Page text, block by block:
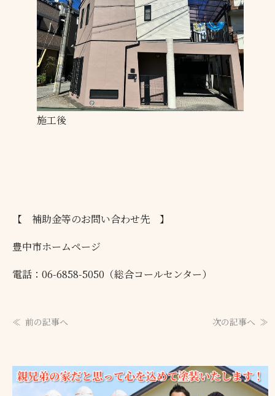
施工後
【 補助金等のお問い合わせ先 】
豊中市ホームページ
電話：06-6858-5050（総合コールセンター）
前の記事へ 次の記事へ